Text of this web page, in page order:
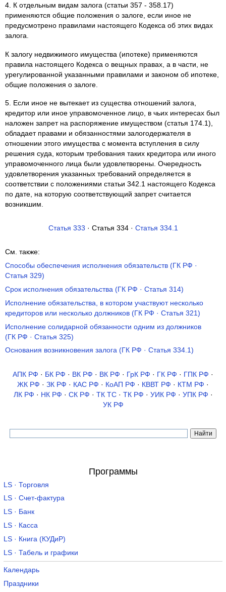
4. К отдельным видам залога (статьи 357 - 358.17)
применяются общие положения о залоге, если иное не
предусмотрено правилами настоящего Кодекса об этих видах
залога.
К залогу недвижимого имущества (ипотеке) применяются
правила настоящего Кодекса о вещных правах, а в части, не
урегулированной указанными правилами и законом об ипотеке,
общие положения о залоге.
5. Если иное не вытекает из существа отношений залога,
кредитор или иное управомоченное лицо, в чьих интересах был
наложен запрет на распоряжение имуществом (статья 174.1),
обладает правами и обязанностями залогодержателя в
отношении этого имущества с момента вступления в силу
решения суда, которым требования таких кредитора или иного
управомоченного лица были удовлетворены. Очередность
удовлетворения указанных требований определяется в
соответствии с положениями статьи 342.1 настоящего Кодекса
по дате, на которую соответствующий запрет считается
возникшим.
Статья 333 · Статья 334 · Статья 334.1
См. также:
Способы обеспечения исполнения обязательств (ГК РФ ·
Статья 329)
Срок исполнения обязательства (ГК РФ · Статья 314)
Исполнение обязательства, в котором участвуют несколько
кредиторов или несколько должников (ГК РФ · Статья 321)
Исполнение солидарной обязанности одним из должников
(ГК РФ · Статья 325)
Основания возникновения залога (ГК РФ · Статья 334.1)
АПК РФ · БК РФ · ВК РФ · ВК РФ · ГрК РФ · ГК РФ · ГПК РФ ·
ЖК РФ · ЗК РФ · КАС РФ · КоАП РФ · КВВТ РФ · КТМ РФ ·
ЛК РФ · НК РФ · СК РФ · ТК TC· ТК РФ · УИК РФ · УПК РФ ·
УК РФ
Программы
LS · Торговля
LS · Счет-фактура
LS · Банк
LS · Касса
LS · Книга (КУДиР)
LS · Табель и графики
Календарь
Праздники